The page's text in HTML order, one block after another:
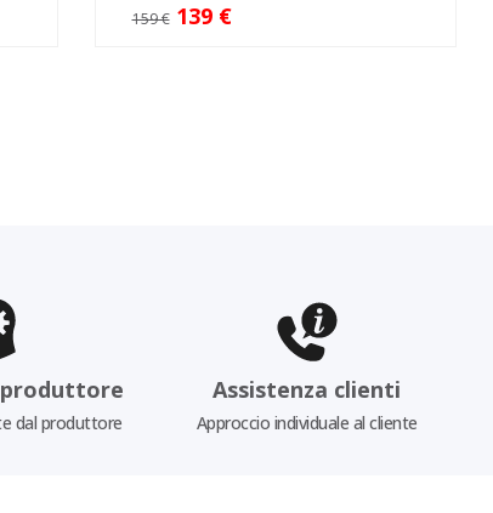
159 € 139 €
produttore
dal produttore
Assistenza clienti
Approccio individuale al cliente